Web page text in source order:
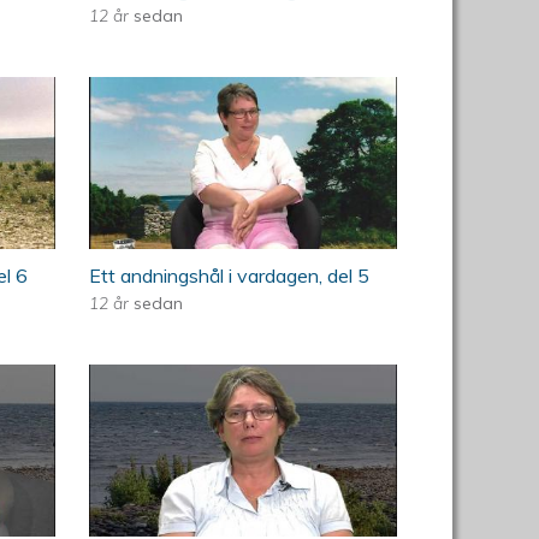
12 år sedan
i vardagen, del 6
6
ÖKV Play - Ett andningshål
i vardagen, del 5
Ett andningshål i vardagen, del 5
12 år sedan
i vardagen, del 2
ÖKV Play - Ett andningshål
i vardagen, del 1